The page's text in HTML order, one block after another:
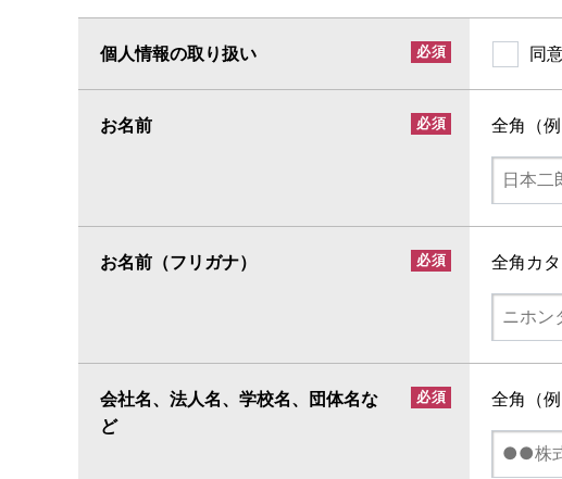
（8）個人情報の管理
【個人情報保護相談窓口】
住所：
〒212-0031 神奈川県川崎市幸区新小倉
窓口名：
NECマグナスコミュニケーションズ株式会社
（9）個人情報についての開示等の求め及び苦情の申出
お客様は、個人情報につき、その利用目的の通知、
らの請求を総称して「開示等の求め」といいます）。
ここで言う開示可能な個人情報とは、あくまでお客
（10）個人情報の安全管理措置
個人情報の取り扱い 必須 同
お名前 必須 全角（例
お名前（フリガナ） 必須 全角カ
会社名、法人名、学校名、団体名な
ど
必須 全角（